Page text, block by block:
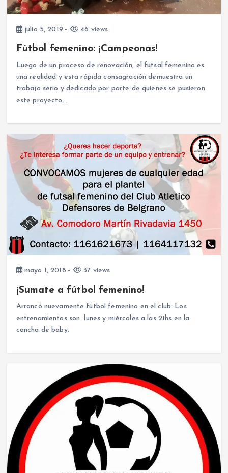
julio 5, 2019 46 views
Fútbol femenino: ¡Campeonas!
Luego de un proceso de renovación, el futsal femenino es
una realidad y esta rápida consagración demuestra un
trabajo serio y dedicado por parte de quienes se pusieron
este proyecto…
mayo 1, 2018 37 views
¡Sumate a fútbol femenino!
Arrancó nuevamente fútbol femenino en el club. Los
entrenamientos son lunes y miércoles a las 21hs en la
cancha de baby.